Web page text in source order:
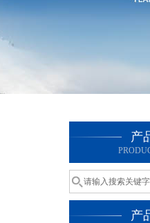
产
产